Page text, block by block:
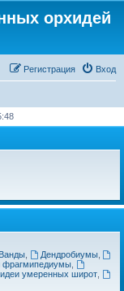
орхидей
Вход
Регистрация
Ванды, Дендробиумы,
,
умеренных широт,